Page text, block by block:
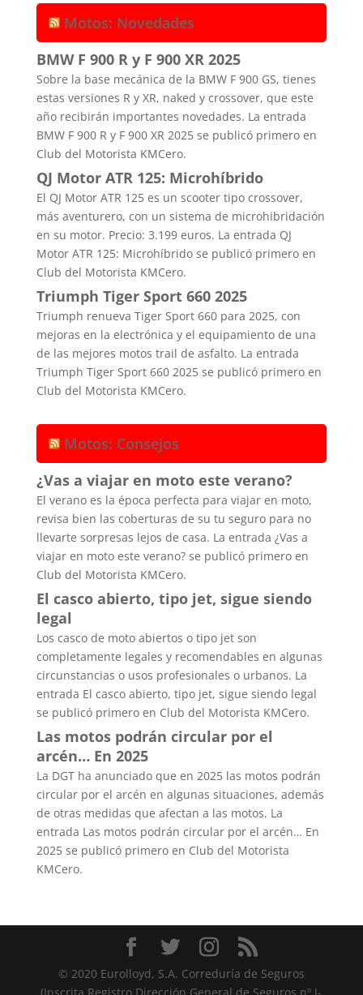
Motos: Novedades
BMW F 900 R y F 900 XR 2025
Sobre la base mecánica de la BMW F 900 GS, tienes
estas versiones R y XR, naked y crossover, que este
año recibirán importantes novedades. La entrada
BMW F 900 R y F 900 XR 2025 se publicó primero en
Club del Motorista KMCero.
QJ Motor ATR 125: Microhíbrido
El QJ Motor ATR 125 es un scooter tipo crossover,
más aventurero, con un sistema de microhibridación
en su motor. Precio: 3.199 euros. La entrada QJ
Motor ATR 125: Microhíbrido se publicó primero en
Club del Motorista KMCero.
Triumph Tiger Sport 660 2025
Triumph renueva Tiger Sport 660 para 2025, con
mejoras en la electrónica y el equipamiento de una
de las mejores motos trail de asfalto. La entrada
Triumph Tiger Sport 660 2025 se publicó primero en
Club del Motorista KMCero.
Motos: Consejos
¿Vas a viajar en moto este verano?
El verano es la época perfecta para viajar en moto,
revisa bien las coberturas de su tu seguro para no
llevarte sorpresas lejos de casa. La entrada ¿Vas a
viajar en moto este verano? se publicó primero en
Club del Motorista KMCero.
El casco abierto, tipo jet, sigue siendo
legal
Los casco de moto abiertos o tipo jet son
completamente legales y recomendables en algunas
circunstancias o usos profesionales o urbanos. La
entrada El casco abierto, tipo jet, sigue siendo legal
se publicó primero en Club del Motorista KMCero.
Las motos podrán circular por el
arcén… En 2025
La DGT ha anunciado que en 2025 las motos podrán
circular por el arcén en algunas situaciones, además
de otras medidas que afectan a las motos. La
entrada Las motos podrán circular por el arcén… En
2025 se publicó primero en Club del Motorista
KMCero.
© 2020 Eurolloyd, S.A. Correduría de Seguros
(Inscrita Registro Dirección General de Seguros nº J-